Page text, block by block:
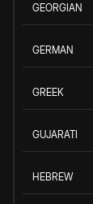
GEORGIAN
GERMAN
GREEK
GUJARATI
HEBREW